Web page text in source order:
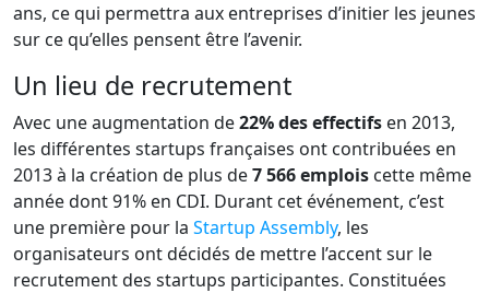
ans, ce qui permettra aux entreprises d’initier les jeunes
sur ce qu’elles pensent être l’avenir.
Un lieu de recrutement
Avec une augmentation de22% des effectifs en 2013,
les différentes startups françaises ont contribuées en
2013 à la création de plus de7 566 emplois cette même
année dont 91% en CDI. Durant cet événement, c’est
une première pour la Startup Assembly, les
organisateurs ont décidés de mettre l’accent sur le
recrutement des startups participantes. Constituées